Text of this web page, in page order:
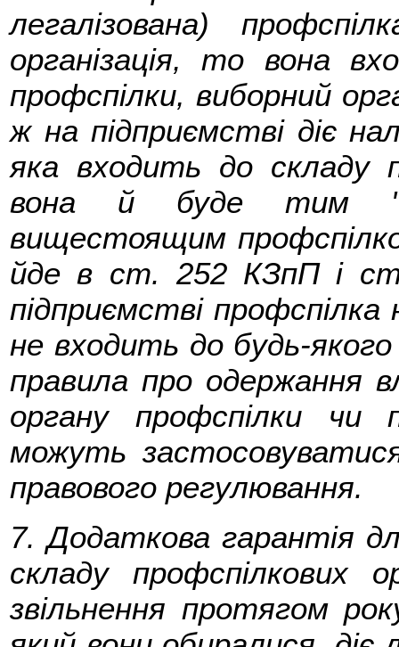
легалізована)
організація, то вона
профспілки, виборний
ж на підприємстві діє
яка входить до складу
вона й буде тим
вищестоящим
йде в ст. 252 КЗпП і
підприємстві
не входить до будь-
правила про одержання
органу профспілки чи
можуть
правового регулювання.
7. Додаткова гарантія
складу профспілкових
звільнення протягом